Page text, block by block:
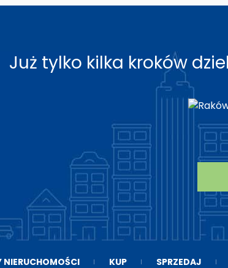
Już tylko kilka kroków
NIERUCHOMOŚCI KUP SPRZEDAJ